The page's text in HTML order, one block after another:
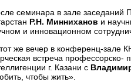
семинара в зале заседаний
Р.Н. Минниханов и
и инновационном
же вечер в конференц-зале
встреча профессорско-
г. Казани с
чтобы жить».